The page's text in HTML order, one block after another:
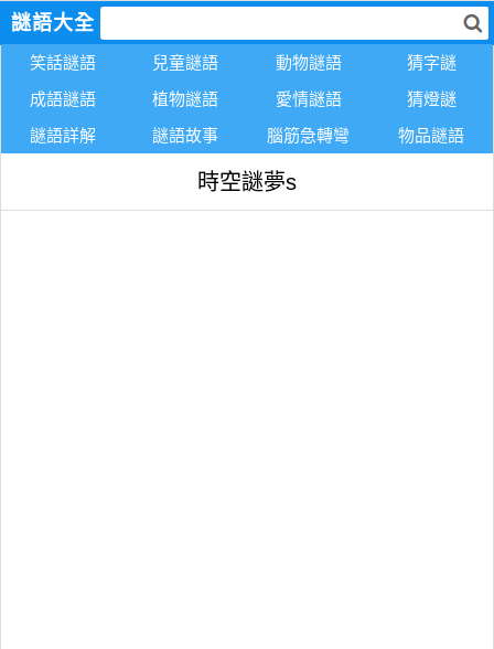
謎語大全
笑話謎語 兒童謎語 動物謎語
猜字謎
成語謎語
植物謎語 愛情謎語
猜燈謎
謎語詳解
謎語故事 腦筋急轉彎 物品謎語
時空謎夢s